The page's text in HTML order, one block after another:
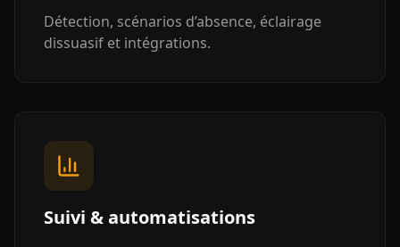
Détection, scénarios d’absence, éclairage
dissuasif et intégrations.
Suivi & automatisations